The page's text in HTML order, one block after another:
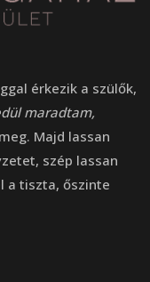
érkezik a szülők,
maradtam,
Majd lassan
szép lassan
a tiszta, őszinte